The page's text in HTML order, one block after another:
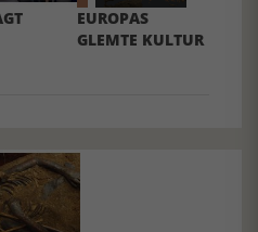
EUROPAS
GLEMTE KULTUR